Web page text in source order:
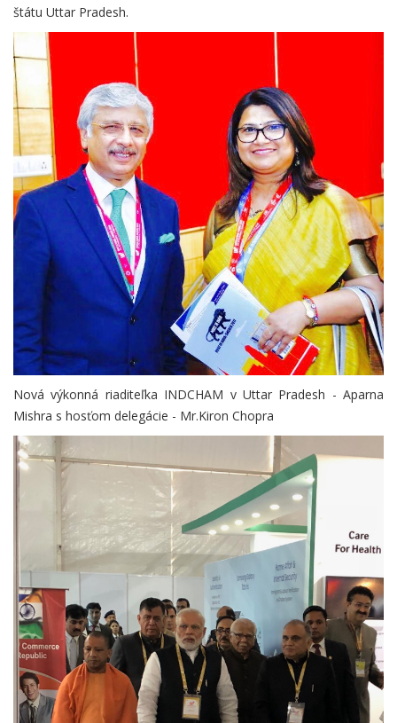
štátu Uttar Pradesh.
Nová výkonná riaditeľka INDCHAM v Uttar Pradesh - Aparna
Mishra s hosťom delegácie - Mr.Kiron Chopra